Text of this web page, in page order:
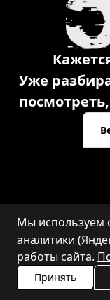
Уже
Мы используем
аналитики
работы сайта.
Принять